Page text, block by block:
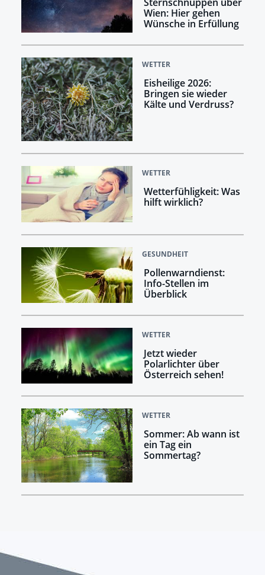
Wien: Hier gehen
Wünsche in Erfüllung
WETTER
Eisheilige 2026:
Bringen sie wieder
Kälte und Verdruss?
WETTER
Wetterfühligkeit: Was
hilft wirklich?
GESUNDHEIT
Pollenwarndienst:
Info-Stellen im
Überblick
WETTER
Jetzt wieder
Polarlichter über
Österreich sehen!
WETTER
Sommer: Ab wann ist
ein Tag ein
Sommertag?